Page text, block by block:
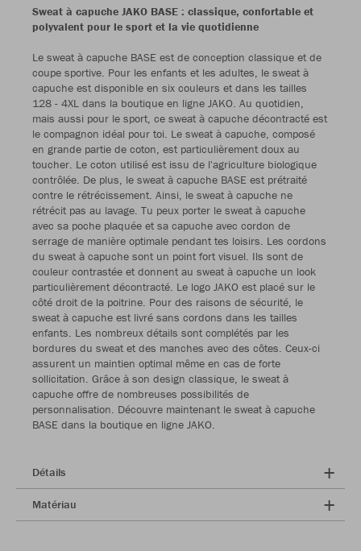
Sweat à capuche JAKO BASE : classique, confortable et
polyvalent pour le sport et la vie quotidienne
Le sweat à capuche BASE est de conception classique et de
coupe sportive. Pour les enfants et les adultes, le sweat à
capuche est disponible en six couleurs et dans les tailles
128 - 4XL dans la boutique en ligne JAKO. Au quotidien,
mais aussi pour le sport, ce sweat à capuche décontracté est
le compagnon idéal pour toi. Le sweat à capuche, composé
en grande partie de coton, est particulièrement doux au
toucher. Le coton utilisé est issu de l'agriculture biologique
contrôlée. De plus, le sweat à capuche BASE est prétraité
contre le rétrécissement. Ainsi, le sweat à capuche ne
rétrécit pas au lavage. Tu peux porter le sweat à capuche
avec sa poche plaquée et sa capuche avec cordon de
serrage de manière optimale pendant tes loisirs. Les cordons
du sweat à capuche sont un point fort visuel. Ils sont de
couleur contrastée et donnent au sweat à capuche un look
particulièrement décontracté. Le logo JAKO est placé sur le
côté droit de la poitrine. Pour des raisons de sécurité, le
sweat à capuche est livré sans cordons dans les tailles
enfants. Les nombreux détails sont complétés par les
bordures du sweat et des manches avec des côtes. Ceux-ci
assurent un maintien optimal même en cas de forte
sollicitation. Grâce à son design classique, le sweat à
capuche offre de nombreuses possibilités de
personnalisation. Découvre maintenant le sweat à capuche
BASE dans la boutique en ligne JAKO.
Détails
Matériau